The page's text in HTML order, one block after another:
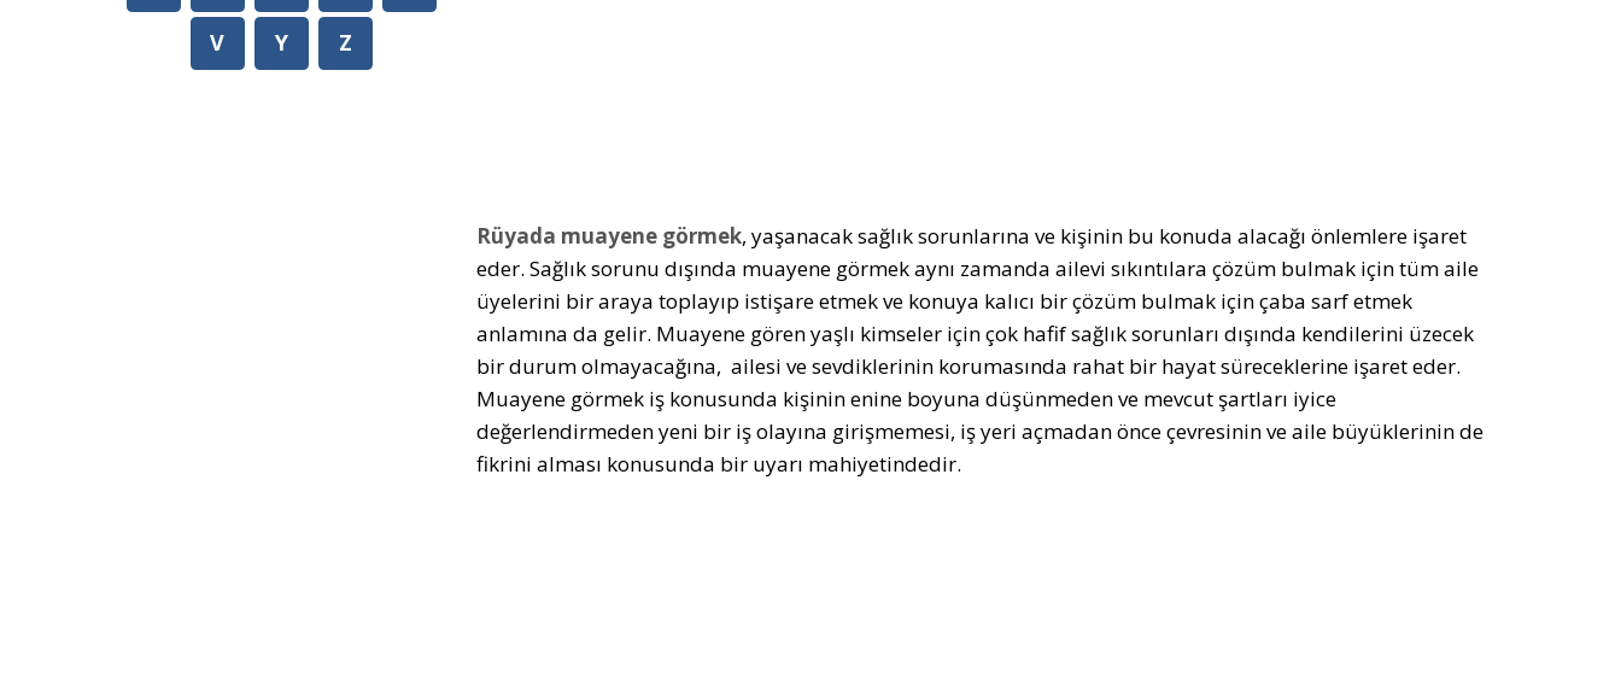
Rüyada muayene görmek, yaşanacak sağlık sorunlarına ve kişinin bu konuda alacağı önlemlere işaret
eder. Sağlık sorunu dışında muayene görmek aynı zamanda ailevi sıkıntılara çözüm bulmak için tüm aile
üyelerini bir araya toplayıp istişare etmek ve konuya kalıcı bir çözüm bulmak için çaba sarf etmek
anlamına da gelir. Muayene gören yaşlı kimseler için çok hafif sağlık sorunları dışında kendilerini üzecek
bir durum olmayacağına, ailesi ve sevdiklerinin korumasında rahat bir hayat süreceklerine işaret eder.
Muayene görmek iş konusunda kişinin enine boyuna düşünmeden ve mevcut şartları iyice
değerlendirmeden yeni bir iş olayına girişmemesi, iş yeri açmadan önce çevresinin ve aile büyüklerinin de
fikrini alması konusunda bir uyarı mahiyetindedir.
V
Y Z